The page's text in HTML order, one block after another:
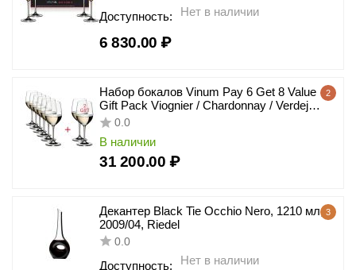
Доступность: Нет в наличии
6 830.00 ₽
2
Набор бокалов Vinum Pay 6 Get 8 Value
Gift Pack Viognier / Chardonnay / Verdejo,
8 шт., 350 мл, 7416/05, Riedel
0.0
В наличии
31 200.00 ₽
3
Декантер Black Tie Occhio Nero, 1210 мл,
2009/04, Riedel
0.0
Доступность: Нет в наличии